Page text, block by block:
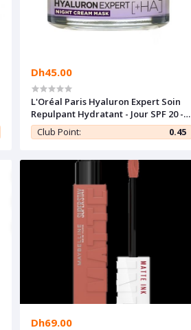
Dh45.00
L'Oréal Paris Hyaluron Expert Soin
Repulpant Hydratant - Jour SPF 20 -
50 ml
Club Point: 0.45
Dh69.00